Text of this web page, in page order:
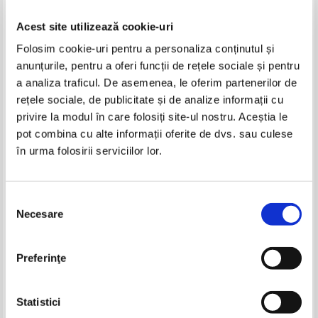
Acest site utilizează cookie-uri
Folosim cookie-uri pentru a personaliza conținutul și
anunțurile, pentru a oferi funcții de rețele sociale și pentru
a analiza traficul. De asemenea, le oferim partenerilor de
rețele sociale, de publicitate și de analize informații cu
privire la modul în care folosiți site-ul nostru. Aceștia le
pot combina cu alte informații oferite de dvs. sau culese
în urma folosirii serviciilor lor.
consimțământului
Necesare
Preferinţe
Statistici
Florin Ionita, Mihail Stan,
Nationala. Limba si literatura
IN STOC
Adaugă în coș
Mihail Stan, Florin Ionita,
Adaugă în coș
-35%